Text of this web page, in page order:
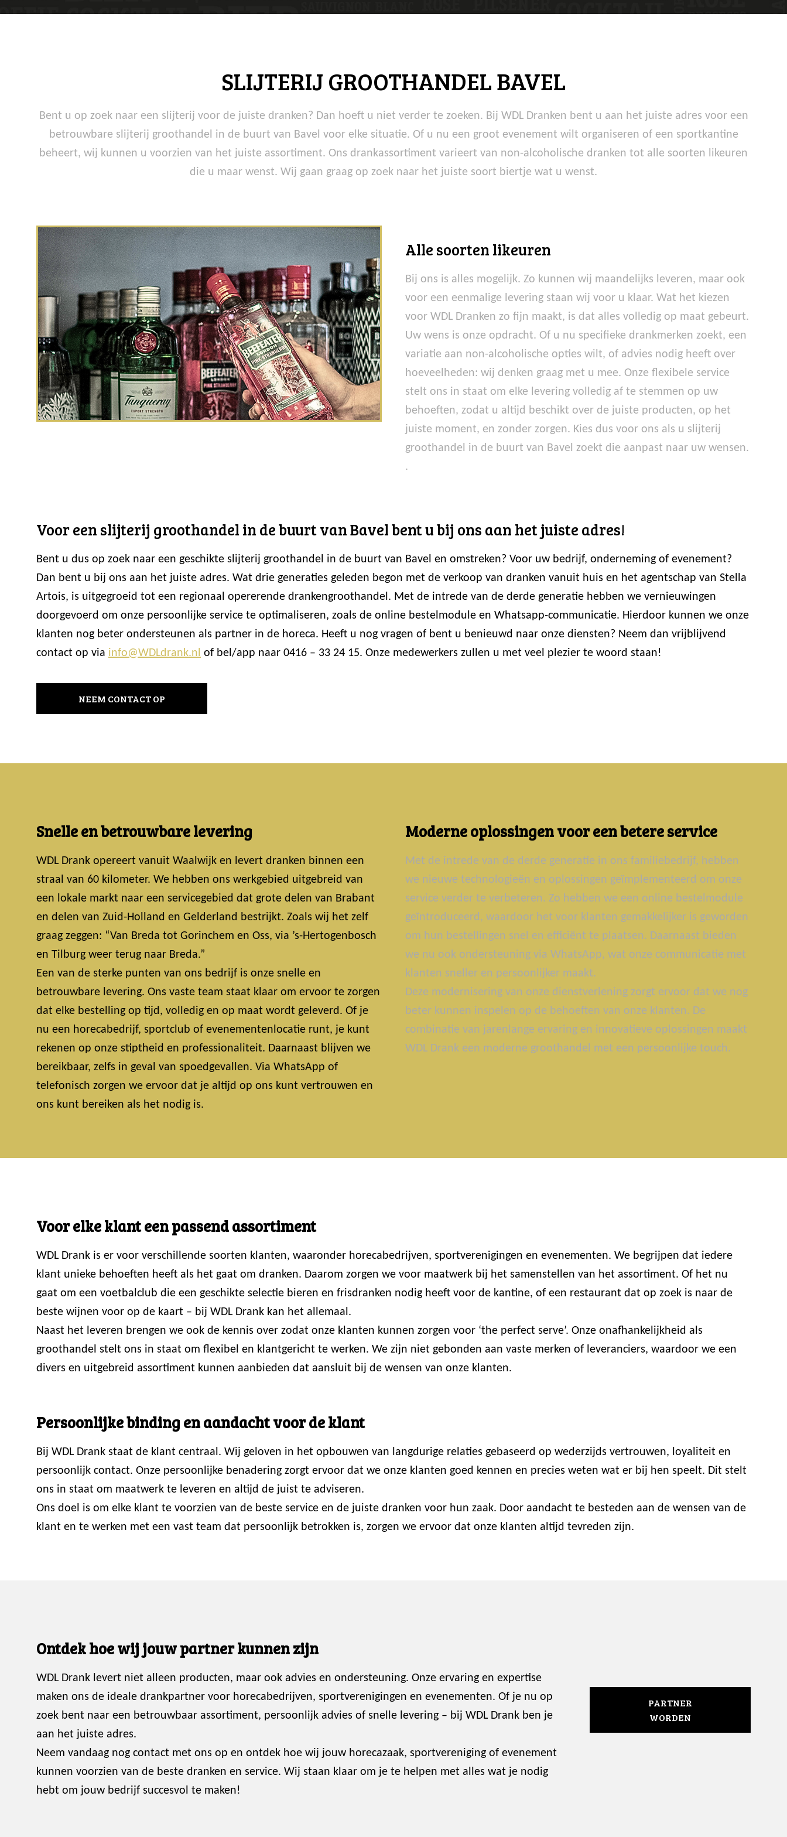
SLIJTERIJ GROOTHANDEL BAVEL
Bent u op zoek naar een slijterij voor de juiste dranken? Dan hoeft u niet verder te zoeken. Bij WDL Dranken bent u aan het juiste adres voor een
betrouwbare slijterij groothandel in de buurt van Bavel voor elke situatie. Of u nu een groot evenement wilt organiseren of een sportkantine
beheert, wij kunnen u voorzien van het juiste assortiment. Ons drankassortiment varieert van non-alcoholische dranken tot alle soorten likeuren
die u maar wenst. Wij gaan graag op zoek naar het juiste soort biertje wat u wenst.
Alle soorten likeuren
Bij ons is alles mogelijk. Zo kunnen wij maandelijks leveren, maar ook
voor een eenmalige levering staan wij voor u klaar. Wat het kiezen
voor WDL Dranken zo fijn maakt, is dat alles volledig op maat gebeurt.
Uw wens is onze opdracht. Of u nu specifieke drankmerken zoekt, een
variatie aan non-alcoholische opties wilt, of advies nodig heeft over
hoeveelheden: wij denken graag met u mee. Onze flexibele service
stelt ons in staat om elke levering volledig af te stemmen op uw
behoeften, zodat u altijd beschikt over de juiste producten, op het
juiste moment, en zonder zorgen. Kies dus voor ons als u slijterij
groothandel in de buurt van Bavel zoekt die aanpast naar uw wensen.
.
Voor een slijterij groothandel in de buurt van Bavel bent u bij ons aan het juiste adres!
Bent u dus op zoek naar een geschikte slijterij groothandel in de buurt van Bavel en omstreken? Voor uw bedrijf, onderneming of evenement?
Dan bent u bij ons aan het juiste adres. Wat drie generaties geleden begon met de verkoop van dranken vanuit huis en het agentschap van Stella
Artois, is uitgegroeid tot een regionaal opererende drankengroothandel. Met de intrede van de derde generatie hebben we vernieuwingen
doorgevoerd om onze persoonlijke service te optimaliseren, zoals de online bestelmodule en Whatsapp-communicatie. Hierdoor kunnen we onze
klanten nog beter ondersteunen als partner in de horeca. Heeft u nog vragen of bent u benieuwd naar onze diensten? Neem dan vrijblijvend
contact op via info@WDLdrank.nl of bel/app naar 0416 – 33 24 15. Onze medewerkers zullen u met veel plezier te woord staan!
NEEM CONTACT OP
Snelle en betrouwbare levering
WDL Drank opereert vanuit Waalwijk en levert dranken binnen een
straal van 60 kilometer. We hebben ons werkgebied uitgebreid van
een lokale markt naar een servicegebied dat grote delen van Brabant
en delen van Zuid-Holland en Gelderland bestrijkt. Zoals wij het zelf
graag zeggen: “Van Breda tot Gorinchem en Oss, via ’s-Hertogenbosch
en Tilburg weer terug naar Breda.”
Een van de sterke punten van ons bedrijf is onze snelle en
betrouwbare levering. Ons vaste team staat klaar om ervoor te zorgen
dat elke bestelling op tijd, volledig en op maat wordt geleverd. Of je
nu een horecabedrijf, sportclub of evenementenlocatie runt, je kunt
rekenen op onze stiptheid en professionaliteit. Daarnaast blijven we
bereikbaar, zelfs in geval van spoedgevallen. Via WhatsApp of
telefonisch zorgen we ervoor dat je altijd op ons kunt vertrouwen en
ons kunt bereiken als het nodig is.
Moderne oplossingen voor een betere service
Met de intrede van de derde generatie in ons familiebedrijf, hebben
we nieuwe technologieën en oplossingen geïmplementeerd om onze
service verder te verbeteren. Zo hebben we een online bestelmodule
geïntroduceerd, waardoor het voor klanten gemakkelijker is geworden
om hun bestellingen snel en efficiënt te plaatsen. Daarnaast bieden
we nu ook ondersteuning via WhatsApp, wat onze communicatie met
klanten sneller en persoonlijker maakt.
Deze modernisering van onze dienstverlening zorgt ervoor dat we nog
beter kunnen inspelen op de behoeften van onze klanten. De
combinatie van jarenlange ervaring en innovatieve oplossingen maakt
WDL Drank een moderne groothandel met een persoonlijke touch.
Voor elke klant een passend assortiment
WDL Drank is er voor verschillende soorten klanten, waaronder horecabedrijven, sportverenigingen en evenementen. We begrijpen dat iedere
klant unieke behoeften heeft als het gaat om dranken. Daarom zorgen we voor maatwerk bij het samenstellen van het assortiment. Of het nu
gaat om een voetbalclub die een geschikte selectie bieren en frisdranken nodig heeft voor de kantine, of een restaurant dat op zoek is naar de
beste wijnen voor op de kaart – bij WDL Drank kan het allemaal.
Naast het leveren brengen we ook de kennis over zodat onze klanten kunnen zorgen voor ‘the perfect serve’. Onze onafhankelijkheid als
groothandel stelt ons in staat om flexibel en klantgericht te werken. We zijn niet gebonden aan vaste merken of leveranciers, waardoor we een
divers en uitgebreid assortiment kunnen aanbieden dat aansluit bij de wensen van onze klanten.
Persoonlijke binding en aandacht voor de klant
Bij WDL Drank staat de klant centraal. Wij geloven in het opbouwen van langdurige relaties gebaseerd op wederzijds vertrouwen, loyaliteit en
persoonlijk contact. Onze persoonlijke benadering zorgt ervoor dat we onze klanten goed kennen en precies weten wat er bij hen speelt. Dit stelt
ons in staat om maatwerk te leveren en altijd de juist te adviseren.
Ons doel is om elke klant te voorzien van de beste service en de juiste dranken voor hun zaak. Door aandacht te besteden aan de wensen van de
klant en te werken met een vast team dat persoonlijk betrokken is, zorgen we ervoor dat onze klanten altijd tevreden zijn.
Ontdek hoe wij jouw partner kunnen zijn
WDL Drank levert niet alleen producten, maar ook advies en ondersteuning. Onze ervaring en expertise
maken ons de ideale drankpartner voor horecabedrijven, sportverenigingen en evenementen. Of je nu op
zoek bent naar een betrouwbaar assortiment, persoonlijk advies of snelle levering – bij WDL Drank ben je
aan het juiste adres.
Neem vandaag nog contact met ons op en ontdek hoe wij jouw horecazaak, sportvereniging of evenement
kunnen voorzien van de beste dranken en service. Wij staan klaar om je te helpen met alles wat je nodig
hebt om jouw bedrijf succesvol te maken!
PARTNER
WORDEN